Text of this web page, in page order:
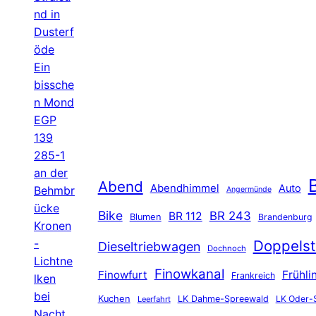
nd in
Dusterf
öde
Ein
bissche
n Mond
EGP
139
285-1
an der
Behmbr
ücke
Kronen
-
Lichtne
lken
bei
Abend Abendhimmel Angermünde Auto
Bike Blumen BR 112 BR 243 Brandenburg
Dieseltriebwagen Dochnoch
Finowfurt Finowkanal Frankreich
Kuchen Leerfahrt LK Dahme-Spreewald LK Oder-